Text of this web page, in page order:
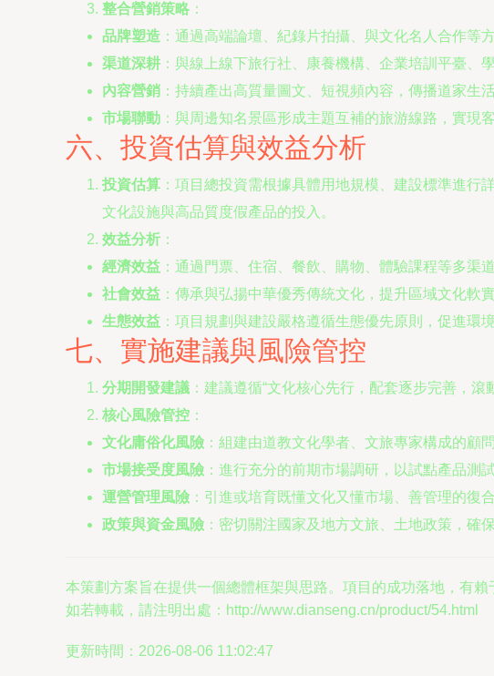
整合營銷策略 ：
品牌塑造 ：通過高端論壇、紀錄片拍攝、與文化名人合作等
渠道深耕 ：與線上線下旅行社、康養機構、企業培訓平臺、
內容營銷 ：持續產出高質量圖文、短視頻內容，傳播道家生
市場聯動 ：與周邊知名景區形成主題互補的旅游線路，實現客
六、投資估算與效益分析
投資估算 ：項目總投資需根據具體用地規模、建設標準進
文化設施與高品質度假產品的投入。
效益分析 ：
經濟效益 ：通過門票、住宿、餐飲、購物、體驗課程等多渠
社會效益 ：傳承與弘揚中華優秀傳統文化，提升區域文化軟
生態效益 ：項目規劃與建設嚴格遵循生態優先原則，促進環
七、實施建議與風險管控
分期開發建議 ：建議遵循“文化核心先行，配套逐步完善，
核心風險管控 ：
文化庸俗化風險 ：組建由道教文化學者、文旅專家構成的顧
市場接受度風險 ：進行充分的前期市場調研，以試點產品測
運營管理風險 ：引進或培育既懂文化又懂市場、善管理的復
政策與資金風險 ：密切關注國家及地方文旅、土地政策，確
本策劃方案旨在提供一個總體框架與思路。項目的成功落地，有
如若轉載，請注明出處：http://www.dianseng.cn/product/54.html
更新時間：2026-08-06 11:02:47